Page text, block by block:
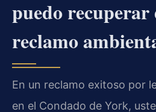
puedo recuperar
reclamo
En un reclamo exitoso por
en el Condado de York,